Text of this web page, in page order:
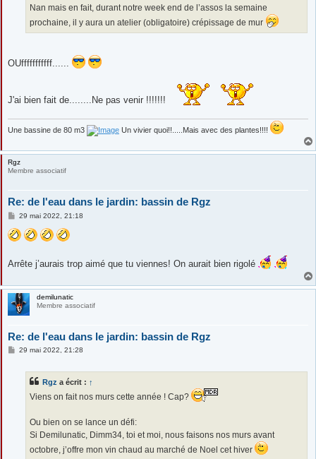
Nan mais en fait, durant notre week end de l’assos la semaine
prochaine, il y aura un atelier (obligatoire) crépissage de mur
OUfffffffffff......
J'ai bien fait de........Ne pas venir !!!!!!!
Une bassine de 80 m3 Un vivier quoi!!.....Mais avec des plantes!!!!
Rgz
Membre associatif
Re: de l'eau dans le jardin: bassin de Rgz
M
s
s
e
29 mai 2022, 21:18
Arrête j’aurais trop aimé que tu viennes! On aurait bien rigolé
demilunatic
Membre associatif
Re: de l'eau dans le jardin: bassin de Rgz
M29 mai 2022, 21:28
Rgz a écrit : ↑
Viens on fait nos murs cette année ! Cap?
Ou bien on se lance un défi:
Si Demilunatic, Dimm34, toi et moi, nous faisons nos murs avant
octobre, j’offre mon vin chaud au marché de Noel cet hiver